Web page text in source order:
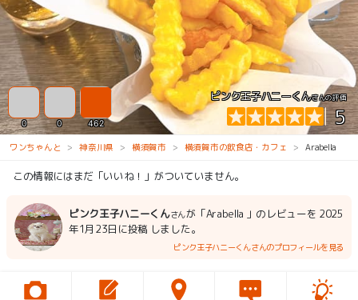
ピンク王子ハニーくんさんの評価
5
0 0 462
ワンちゃんと 神奈川県 横須賀市 横須賀市の飲食店・カフェ Arabella
この情報にはまだ「いいね！」がついていません。
ピンク王子ハニーくんさんが「Arabella 」のレビューを 2025
年1月23日に投稿 しました。
ピンク王子ハニーくんさんのプロフィールを見る